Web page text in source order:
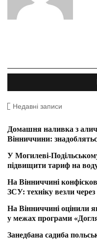
Недавні записи
Домашня наливка з
Вінниччини:
У Могилеві-
підвищити тариф на
На Вінниччині
ЗСУ: техніку везли
На Вінниччині оцінили
у межах програми
Занедбана садиба